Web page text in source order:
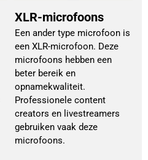
XLR-microfoons
Een ander type microfoon is
een XLR-microfoon. Deze
microfoons hebben een
beter bereik en
opnamekwaliteit.
Professionele content
creators en livestreamers
gebruiken vaak deze
microfoons.